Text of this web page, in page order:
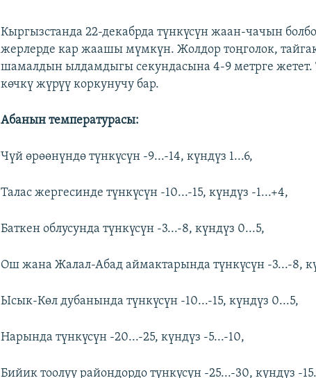
Кыргызстанда 22-декабрда түнкүсүн жаан-чачын
жерлерде кар жаашы мүмкүн. Жолдор тоңголок,
шамалдын ылдамдыгы секундасына 4-9 метрге жетет.
көчкү жүрүү коркунучу бар.
Абанын температурасы:
Чүй өрөөнүндө түнкүсүн -9...-14, күндүз 1...6,
Талас жергесинде түнкүсүн -10...-15, күндүз -1...+4,
Баткен облусунда түнкүсүн -3...-8, күндүз 0...5,
Ош жана Жалал-Абад аймактарында түнкүсүн -3...-8,
Ысык-Көл дубанында түнкүсүн -10...-15, күндүз 0...5,
Нарында түнкүсүн -20...-25, күндүз -5...-10,
Бийик тоолуу райондордо түнкүсүн -25...-30, күндүз -